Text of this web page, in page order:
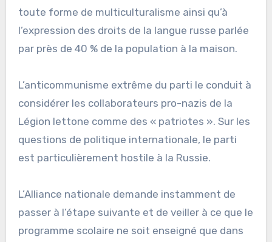
toute forme de multiculturalisme ainsi qu’à
l’expression des droits de la langue russe parlée
par près de 40 % de la population à la maison.
L’anticommunisme extrême du parti le conduit à
considérer les collaborateurs pro-nazis de la
Légion lettone comme des « patriotes ». Sur les
questions de politique internationale, le parti
est particulièrement hostile à la Russie.
L’Alliance nationale demande instamment de
passer à l’étape suivante et de veiller à ce que le
programme scolaire ne soit enseigné que dans